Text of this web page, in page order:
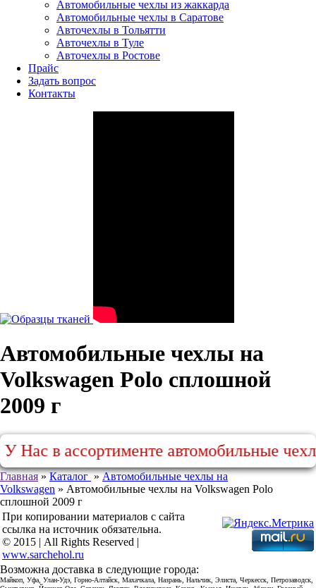
Автомобильные чехлы из жаккарда
Автомобильные чехлы в Саратове
Авточехлы в Тольятти
Авточехлы в Туле
Авточехлы в Ростове
Прайс
Задать вопрос
Контакты
Автомобильные чехлы на
Volkswagen Polo сплошной
2009 г
Нас в ассортименте автомобильные
Главная»Каталог»Автомобильные чехлы на
Volkswagen » Автомобильные чехлы на Volkswagen Polo
сплошной 2009 г
При копировании материалов с сайта
ссылка на источник обязательна.
© 2015 | All Rights Reserved |
www.sarchehol.ru
Возможна доставка в следующие города:
Майкоп, Уфа, Улан-Удэ, Горно-Алтайск, Махачкала, Назрань, Нальчик, Элиста, Черкесск, Петрозаводск,